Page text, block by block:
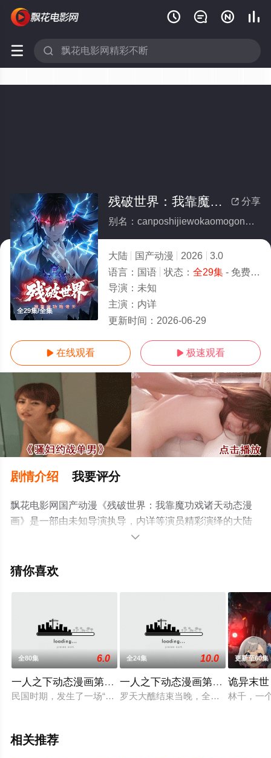
   
 
全29集/全集
 分享
残破世界：我靠魔功戏诸天动态漫画(全集)
别名：canposhijiewokaomogongxizhutiandongtaimanhua
大陆 国产动漫 2026
3.0
语言： 国语 状态： 全29集- 免费在线观看
导演： 未知
主演： 内详
更新时间： 2026-06-29
 在线观看  极速观看
剧情介绍 我要评分
飘花电影网国产动漫《残破世界：我靠魔功戏诸天动态漫
画》是一部由未知导演执导，内详等演员精彩演绎的大陆
动漫，大结局剧情已揭晓（全29集），手机免费观看高清
步至豆瓣动漫、电视猫或剧情网等平台了解。

猜你喜欢
全80集 6.0
一人之下动态漫画第一季
民国时期，发生了一场“异人世界”的重大骚乱，对后世影响深
全24集 10.0
一人之下动态漫画第二季
罗天大醮结束当晚，全性组织众人大
更新至60集
诡异末
林千，一
相关推荐